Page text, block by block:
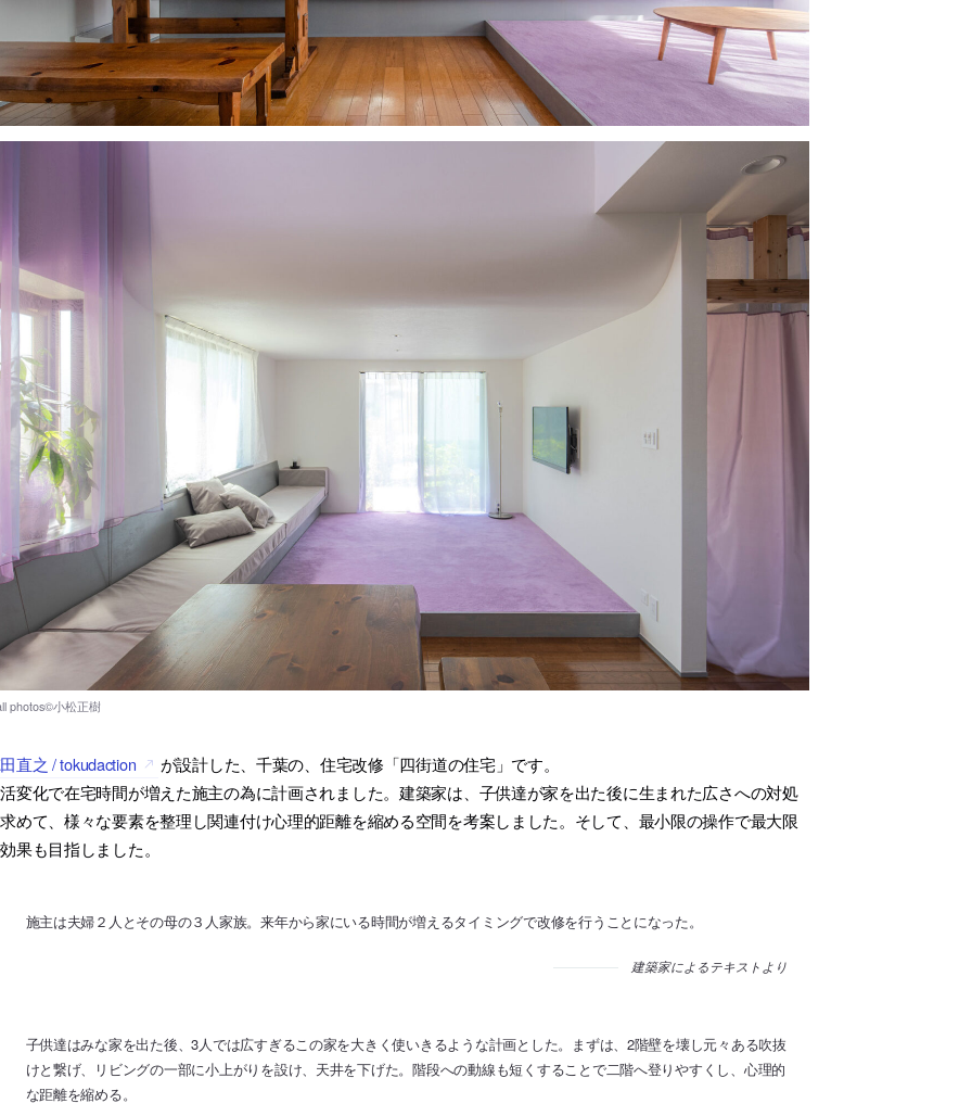
直之 / tokudaction
が設計した、千葉の、住宅改修「四街道の住宅」です。
変化で在宅時間が増えた施主の為に計画されました。建築家は、子供達が家を出た後に生まれた広さへの対処
めて、様々な要素を整理し関連付け心理的距離を縮める空間を考案しました。そして、最小限の操作で最大限
果も目指しました。
施主は夫婦２人とその母の３人家族。来年から家にいる時間が増えるタイミングで改修を行うことになった。
建築家によるテキストより
子供達はみな家を出た後、3人では広すぎるこの家を大きく使いきるような計画とした。まずは、2階壁を壊し元々ある吹抜
けと繋げ、リビングの一部に小上がりを設け、天井を下げた。階段への動線も短くすることで二階へ登りやすくし、心理的
な距離を縮める。